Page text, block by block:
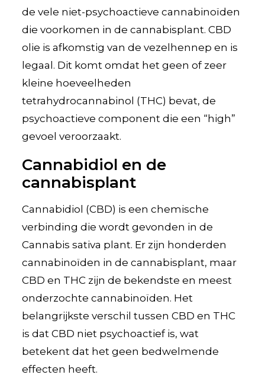
de vele niet-psychoactieve cannabinoïden
die voorkomen in de cannabisplant. CBD
olie is afkomstig van de vezelhennep en is
legaal. Dit komt omdat het geen of zeer
kleine hoeveelheden
tetrahydrocannabinol (THC) bevat, de
psychoactieve component die een “high”
gevoel veroorzaakt.
Cannabidiol en de
cannabisplant
Cannabidiol (CBD) is een chemische
verbinding die wordt gevonden in de
Cannabis sativa plant. Er zijn honderden
cannabinoïden in de cannabisplant, maar
CBD en THC zijn de bekendste en meest
onderzochte cannabinoïden. Het
belangrijkste verschil tussen CBD en THC
is dat CBD niet psychoactief is, wat
betekent dat het geen bedwelmende
effecten heeft.